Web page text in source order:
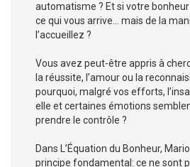
automatisme ? Et si votre
ce qui vous arrive… mais de la
l’accueillez ?
Vous avez peut-être appris à
la réussite, l’amour ou la
pourquoi, malgré vos efforts,
elle et certaines émotions
prendre le contrôle ?
Dans L’Équation du Bonheur,
principe fondamental: ce ne sont